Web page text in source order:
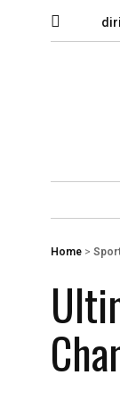
e il diritto…
Home >